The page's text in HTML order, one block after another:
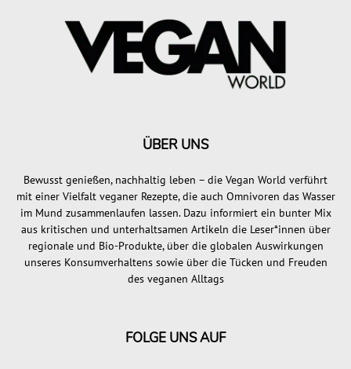
ÜBER UNS
Bewusst genießen, nachhaltig leben – die Vegan World verführt
mit einer Vielfalt veganer Rezepte, die auch Omnivoren das Wasser
im Mund zusammenlaufen lassen. Dazu informiert ein bunter Mix
aus kritischen und unterhaltsamen Artikeln die Leser*innen über
regionale und Bio-Produkte, über die globalen Auswirkungen
unseres Konsumverhaltens sowie über die Tücken und Freuden
des veganen Alltags
FOLGE UNS AUF